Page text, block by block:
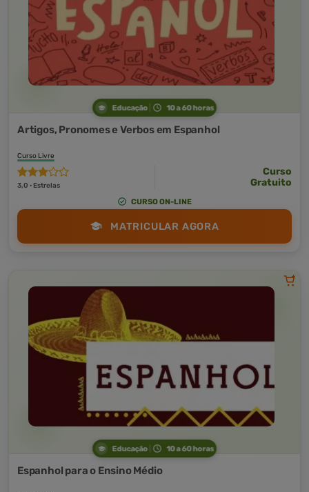
Educação 10 a 60 horas
Artigos, Pronomes e Verbos em Espanhol
Curso Livre
3,0 · Estrelas
Curso
Gratuito
CURSO ON-LINE
MATRICULAR AGORA
Educação 10 a 60 horas
Espanhol para o Ensino Médio